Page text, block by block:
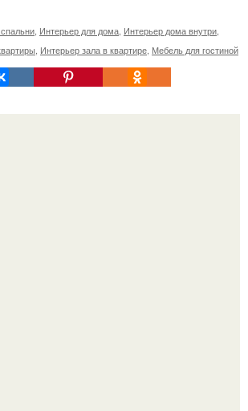
, Интерьер для дома, Интерьер дома внутри,
, Интерьер зала в квартире, Мебель для гостиной